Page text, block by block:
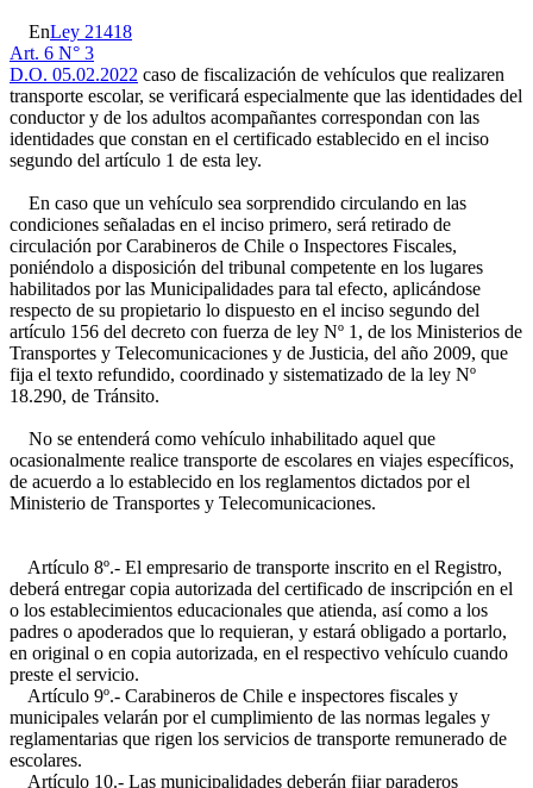
EnLey 21418
Art. 6 N° 3
D.O. 05.02.2022 caso de fiscalización de vehículos que realizaren
transporte escolar, se verificará especialmente que las identidades del
conductor y de los adultos acompañantes correspondan con las
identidades que constan en el certificado establecido en el inciso
segundo del artículo 1 de esta ley.
En caso que un vehículo sea sorprendido circulando en las
condiciones señaladas en el inciso primero, será retirado de
circulación por Carabineros de Chile o Inspectores Fiscales,
poniéndolo a disposición del tribunal competente en los lugares
habilitados por las Municipalidades para tal efecto, aplicándose
respecto de su propietario lo dispuesto en el inciso segundo del
artículo 156 del decreto con fuerza de ley Nº 1, de los Ministerios de
Transportes y Telecomunicaciones y de Justicia, del año 2009, que
fija el texto refundido, coordinado y sistematizado de la ley Nº
18.290, de Tránsito.
No se entenderá como vehículo inhabilitado aquel que
ocasionalmente realice transporte de escolares en viajes específicos,
de acuerdo a lo establecido en los reglamentos dictados por el
Ministerio de Transportes y Telecomunicaciones.
Artículo 8º.- El empresario de transporte inscrito en el Registro,
deberá entregar copia autorizada del certificado de inscripción en el
o los establecimientos educacionales que atienda, así como a los
padres o apoderados que lo requieran, y estará obligado a portarlo,
en original o en copia autorizada, en el respectivo vehículo cuando
preste el servicio.
Artículo 9º.- Carabineros de Chile e inspectores fiscales y
municipales velarán por el cumplimiento de las normas legales y
reglamentarias que rigen los servicios de transporte remunerado de
escolares.
Artículo 10.- Las municipalidades deberán fijar paraderos